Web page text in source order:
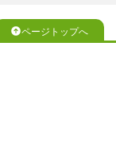
ページトップへ